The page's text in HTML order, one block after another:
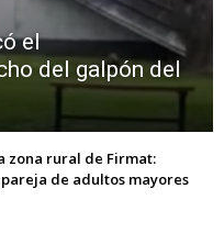
el
del galpón del
zona rural de Firmat:
de adultos mayores